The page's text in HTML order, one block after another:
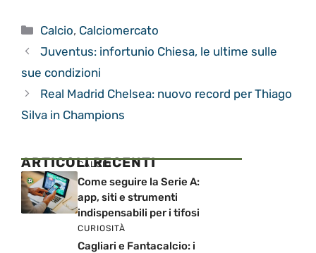
Categorie
Calcio, Calciomercato
Juventus: infortunio Chiesa, le ultime sulle
sue condizioni
Real Madrid Chelsea: nuovo record per Thiago
Silva in Champions
ARTICOLI RECENTI
CALCIO
Come seguire la Serie A:
app, siti e strumenti
indispensabili per i tifosi
CURIOSITÀ
Cagliari e Fantacalcio: i